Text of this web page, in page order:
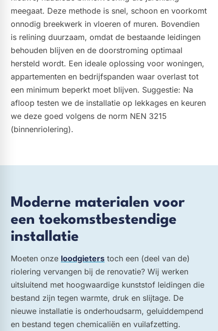
meegaat. Deze methode is snel, schoon en voorkomt
onnodig breekwerk in vloeren of muren. Bovendien
is relining duurzaam, omdat de bestaande leidingen
behouden blijven en de doorstroming optimaal
hersteld wordt. Een ideale oplossing voor woningen,
appartementen en bedrijfspanden waar overlast tot
een minimum beperkt moet blijven. Suggestie: Na
afloop testen we de installatie op lekkages en keuren
we deze goed volgens de norm NEN 3215
(binnenriolering).
Moderne materialen voor
een toekomstbestendige
installatie
Moeten onze loodgieters toch een (deel van de)
riolering vervangen bij de renovatie? Wij werken
uitsluitend met hoogwaardige kunststof leidingen die
bestand zijn tegen warmte, druk en slijtage. De
nieuwe installatie is onderhoudsarm, geluiddempend
en bestand tegen chemicaliën en vuilafzetting.